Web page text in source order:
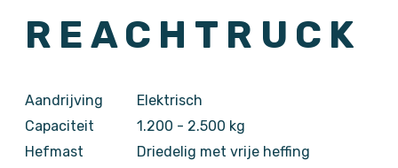
REACHTRUCK
Aandrijving
Elektrisch
Capaciteit
1.200 - 2.500 kg
Hefmast
Driedelig met vrije heffing